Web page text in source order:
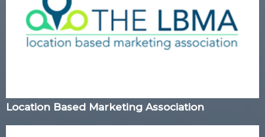
Location Based Marketing Association